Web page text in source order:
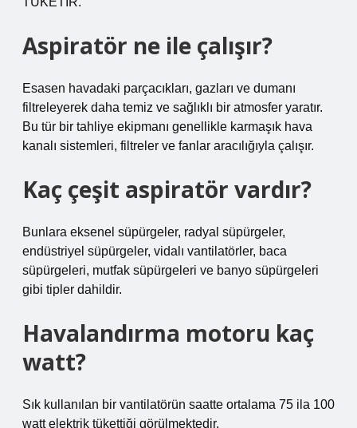
Aspiratör ne ile çalışır?
Esasen havadaki parçacıkları, gazları ve dumanı
filtreleyerek daha temiz ve sağlıklı bir atmosfer yaratır.
Bu tür bir tahliye ekipmanı genellikle karmaşık hava
kanalı sistemleri, filtreler ve fanlar aracılığıyla çalışır.
Kaç çeşit aspiratör vardır?
Bunlara eksenel süpürgeler, radyal süpürgeler,
endüstriyel süpürgeler, vidalı vantilatörler, baca
süpürgeleri, mutfak süpürgeleri ve banyo süpürgeleri
gibi tipler dahildir.
Havalandırma motoru kaç
watt?
Sık kullanılan bir vantilatörün saatte ortalama 75 ila 100
watt elektrik tükettiği görülmektedir.